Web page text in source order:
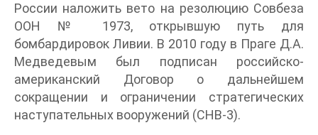
России наложить вето на резолюцию Совбеза
ООН № 1973, открывшую путь для
бомбардировок Ливии. В 2010 году в Праге Д.А.
Медведевым был подписан российско-
американский Договор о дальнейшем
сокращении и ограничении стратегических
наступательных вооружений (СНВ-3).